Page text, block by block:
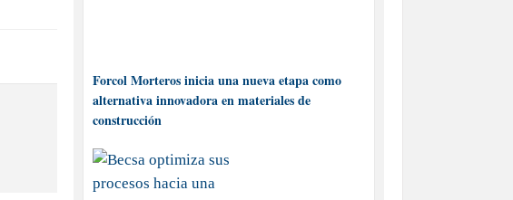
Forcol Morteros inicia una nueva etapa como
alternativa innovadora en materiales de
construcción